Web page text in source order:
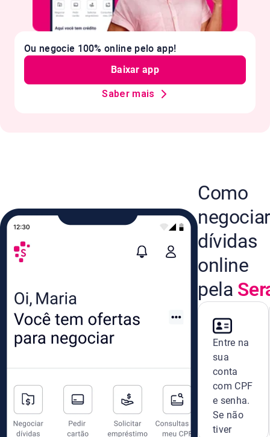
Ou negocie 100% online pelo app!
Baixar app
Saber mais
Como
negociar
dívidas
online
pela
Entre na
sua
conta
com CPF
e senha.
Se não
tiver